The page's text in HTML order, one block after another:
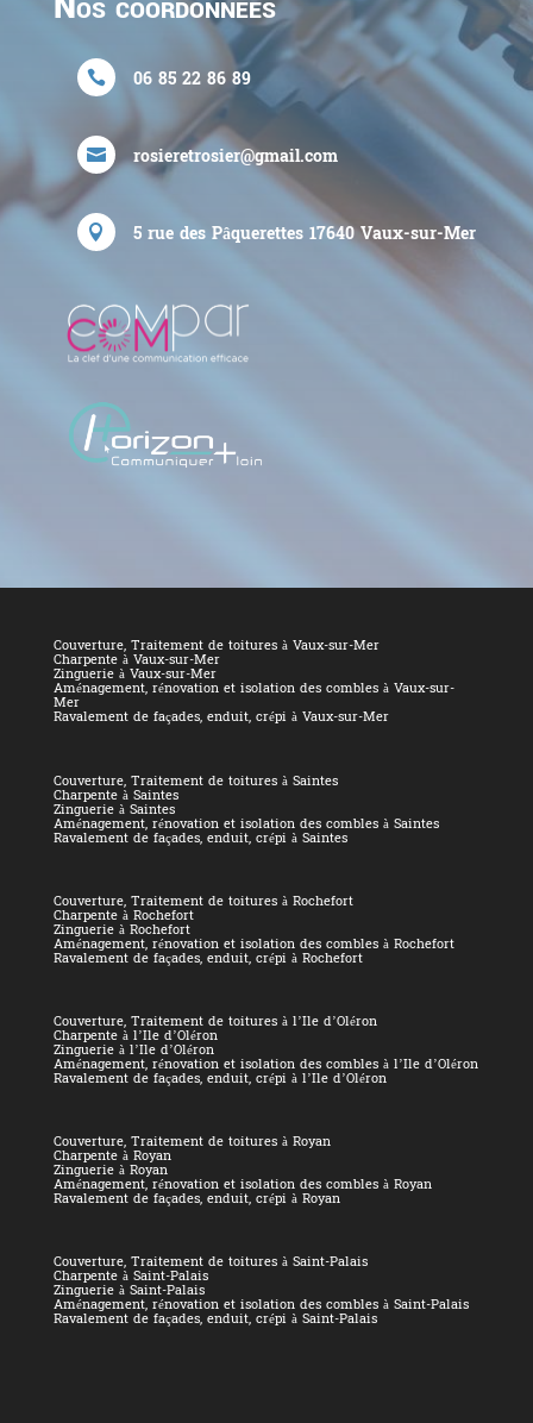
 06 85 22 86 89
 rosieretrosier@gmail.com
 5 rue des Pâquerettes 17640Vaux-sur-Mer
Couverture, Traitement de toitures à Vaux-sur-Mer
Charpente à Vaux-sur-Mer
Zinguerie à Vaux-sur-Mer
Aménagement, rénovation et isolation des combles à Vaux-sur-
Mer
Ravalement de façades, enduit, crépi à Vaux-sur-Mer
Couverture, Traitement de toitures à Saintes
Charpente à Saintes
Zinguerie à Saintes
Aménagement, rénovation et isolation des combles à Saintes
Ravalement de façades, enduit, crépi à Saintes
Couverture, Traitement de toitures à Rochefort
Charpente à Rochefort
Zinguerie à Rochefort
Aménagement, rénovation et isolation des combles à Rochefort
Ravalement de façades, enduit, crépi à Rochefort
Couverture, Traitement de toitures à l’Ile d’Oléron
Charpente à l’Ile d’Oléron
Zinguerie à l’Ile d’Oléron
Aménagement, rénovation et isolation des combles à l’Ile d’Oléron
Ravalement de façades, enduit, crépi à l’Ile d’Oléron
Couverture, Traitement de toitures à Royan
Charpente à Royan
Zinguerie à Royan
Aménagement, rénovation et isolation des combles à Royan
Ravalement de façades, enduit, crépi à Royan
Couverture, Traitement de toitures à Saint-Palais
Charpente à Saint-Palais
Zinguerie à Saint-Palais
Aménagement, rénovation et isolation des combles à Saint-Palais
Ravalement de façades, enduit, crépi à Saint-Palais